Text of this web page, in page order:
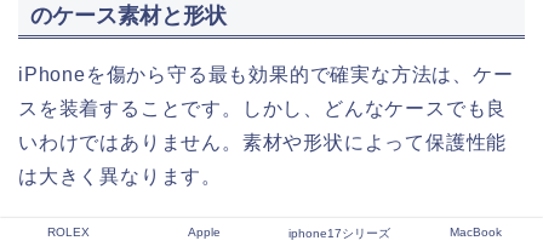
のケース素材と形状
iPhoneを傷から守る最も効果的で確実な方法は、ケー
スを装着することです。しかし、どんなケースでも良
いわけではありません。素材や形状によって保護性能
は大きく異なります。
ROLEX Apple iphone17シリーズ MacBook